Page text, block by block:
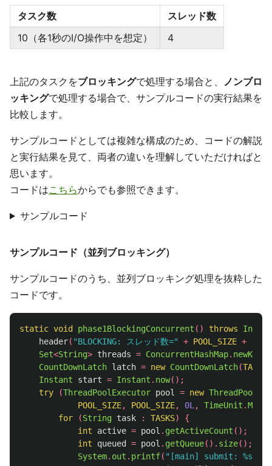
タスク数
スレッド数
10（各1秒のI/O操作中を想定）
4
上記のタスクをブロッキングで処理する場合と、 ノンブロ
ッキングで処理する場合で、サンプルコードの実行結果を
比較します。
サンプルコードとしては複雑な構成のため、コードの解説
と実行結果を見て、両者の違いを理解していただければと
思います。
コードはこちらからでも参照できます。
サンプルコード
サンプルコード（並列ブロッキング）
サンプルコードのうち、並列ブロッキング処理を抜粋した
コードです。
static void phase1BlockingConcurrent () throws
header( "BLOCKING: スレッド数=" + POOL_SIZE +
Set<String> threads = ConcurrentHashMap.
CountDownLatch latch = new CountDownLatch(TASKS
Instant
start = Instant . now();
try
(ThreadPoolExecutor pool = new
POOL_SIZE, POOL_SIZE, 0L , TimeUnit .
for
(String task : TASKS)
{
int
active = pool . getActiveCount ();
int
queued = pool . getQueue(). size();
System. out . printf( "[main] submit: %s  (現在